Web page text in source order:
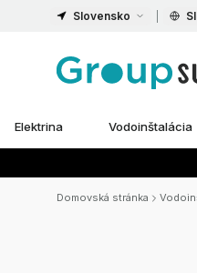
Slovensko
Elektrina Vodoinštalácia
Domovská stránka